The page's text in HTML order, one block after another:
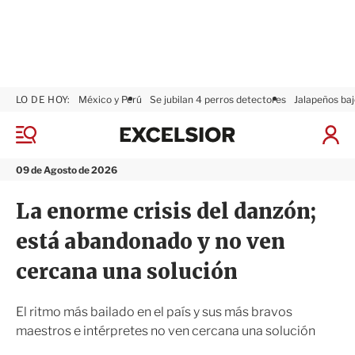
M
n
09 de Agosto de 2026
LO DE HOY: México y Perú Se jubilan 4 perros detectores Jalapeños
I
x
s
i
r
La enorme crisis del danzón;
está abandonado y no ven
cercana una solución
El ritmo más bailado en el país y sus más bravos
maestros e intérpretes no ven cercana una solución